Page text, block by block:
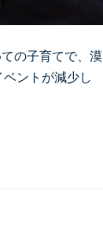
の子育てで、漠
ントが減少し